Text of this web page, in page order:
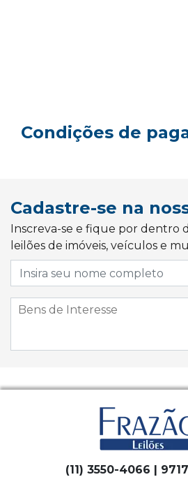
Condições de
Cadastre-se na
Inscreva-se e fique por dentro
leilões de imóveis, veículos e
(11) 3550-4066 |